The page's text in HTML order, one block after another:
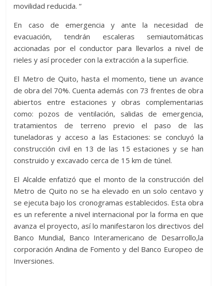
movilidad reducida. “
En caso de emergencia y ante la necesidad de
evacuación, tendrán escaleras semiautomáticas
accionadas por el conductor para llevarlos a nivel de
rieles y así proceder con la extracción a la superficie.
El Metro de Quito, hasta el momento, tiene un avance
de obra del 70%. Cuenta además con 73 frentes de obra
abiertos entre estaciones y obras complementarias
como: pozos de ventilación, salidas de emergencia,
tratamientos de terreno previo el paso de las
tuneladoras y acceso a las Estaciones: se concluyó la
construcción civil en 13 de las 15 estaciones y se han
construido y excavado cerca de 15 km de túnel.
El Alcalde enfatizó que el monto de la construcción del
Metro de Quito no se ha elevado en un solo centavo y
se ejecuta bajo los cronogramas establecidos. Esta obra
es un referente a nivel internacional por la forma en que
avanza el proyecto, así lo manifestaron los directivos del
Banco Mundial, Banco Interamericano de Desarrollo,la
corporación Andina de Fomento y del Banco Europeo de
Inversiones.